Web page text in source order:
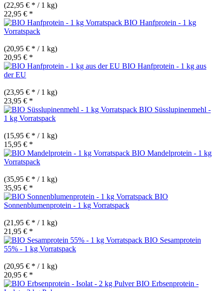
(22,95 € * / 1 kg)
22,95 € *
BIO Hanfprotein - 1 kg
Vorratspack
(20,95 € * / 1 kg)
20,95 € *
BIO Hanfprotein - 1 kg aus
der EU
(23,95 € * / 1 kg)
23,95 € *
BIO Süsslupinenmehl -
1 kg Vorratspack
(15,95 € * / 1 kg)
15,95 € *
BIO Mandelprotein - 1 kg
Vorratspack
(35,95 € * / 1 kg)
35,95 € *
BIO
Sonnenblumenprotein - 1 kg Vorratspack
(21,95 € * / 1 kg)
21,95 € *
BIO Sesamprotein
55% - 1 kg Vorratspack
(20,95 € * / 1 kg)
20,95 € *
BIO Erbsenprotein -